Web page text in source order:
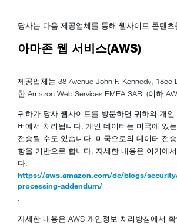
당사는 다음 제공업체를 통해 웹사이트 콘텐
아마존 웹 서비스(AWS)
제공업체는 38 Avenue John F. Kennedy, 1855
한 Amazon Web Services EMEA SARL(이하
귀하가 당사 웹사이트를 방문하면 귀하의 개인
버에서 처리됩니다. 개인 데이터는 미국에 있
전송될 수도 있습니다. 미국으로의 데이터 전
항을 기반으로 합니다. 자세한 내용은 여기에
다:
https://aws.amazon.com/de/blogs/
processing-addendum/
.
자세한 내용은 AWS 개인정보 처리방침에서